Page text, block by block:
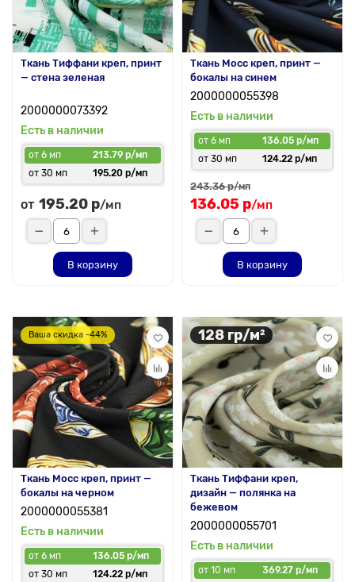
Ткань Тиффани креп, принт
— стена зеленая
2000000073392
Есть в наличии
от 6 мп
213.79 р/мп
от 30 мп
195.20 р/мп
от 195.20 р/мп
В корзину
Ткань Мосс креп, принт —
бокалы на синем
2000000055398
Есть в наличии
от 6 мп
136.05 р/мп
от 30 мп
124.22 р/мп
243.36 р/мп
136.05 р/мп
В корзину
Ваша скидка -44%
Ткань Мосс креп, принт —
бокалы на черном
2000000055381
Есть в наличии
от 6 мп
136.05 р/мп
от 30 мп
124.22 р/мп
128 гр/м²
Ткань Тиффани креп,
дизайн — полянка на
бежевом
2000000055701
Есть в наличии
от 10 мп
369.27 р/мп